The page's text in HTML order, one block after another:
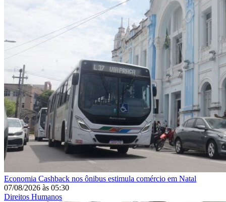
Economia Cashback nos ônibus estimula comércio em Natal
07/08/2026 às 05:30
Direitos Humanos